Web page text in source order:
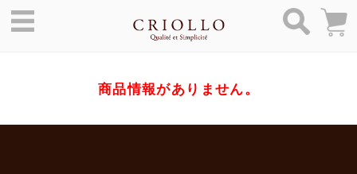
商品情報がありません。